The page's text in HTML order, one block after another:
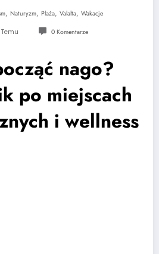
, Naturyzm, Plaża, Valalta, Wakacje
0 Komentarze
nago?
po miejscach
i wellness